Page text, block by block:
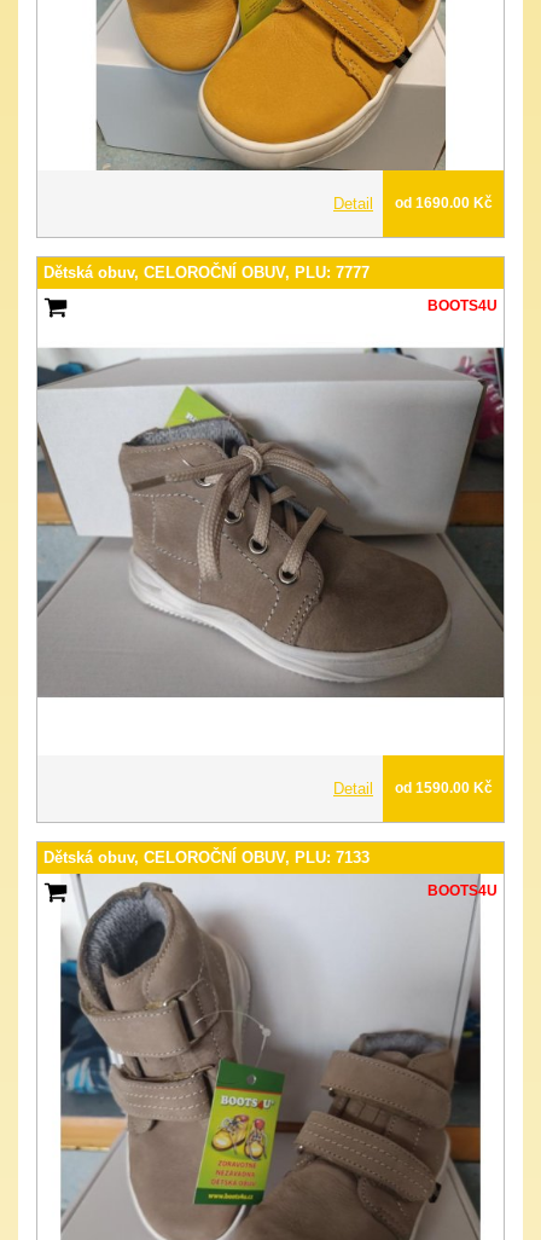
Detail od 1690.00 Kč
Dětská obuv, CELOROČNÍ OBUV, PLU: 7777
BOOTS4U
Detail od 1590.00 Kč
Dětská obuv, CELOROČNÍ OBUV, PLU: 7133
BOOTS4U